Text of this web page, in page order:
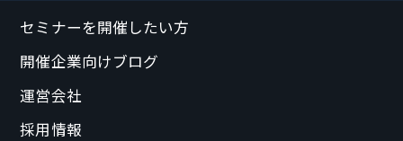
セミナーを開催したい方
開催企業向けブログ
運営会社
採用情報